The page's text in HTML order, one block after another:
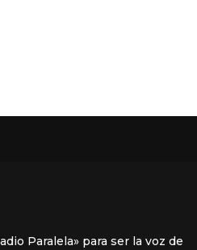
Paralela» para ser la voz de